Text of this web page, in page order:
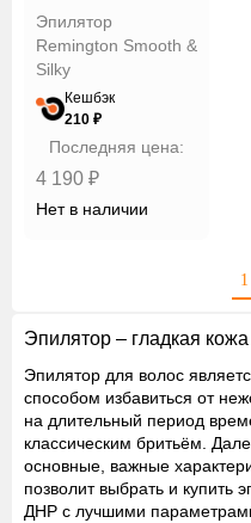
Эпилятор
Remington Smooth &
Silky
Кешбэк
210 ₽
Последняя цена:
4 190 ₽
Нет в наличии
1
Эпилятор – гладкая
Эпилятор для волос
способом избавиться от
на длительный период
классическим бритьём.
основные, важные
позволит выбрать и купить
ДНР с лучшими